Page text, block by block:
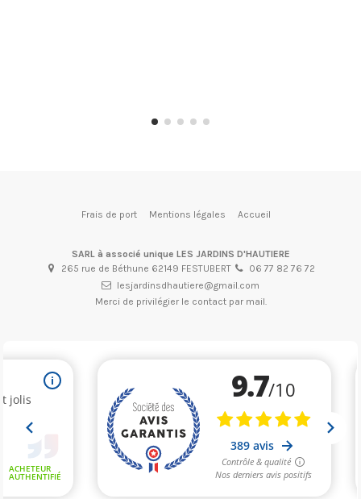
(1 avis)
Frais de port Mentions légales Accueil
SARL à associé unique LES JARDINS D'HAUTIERE
265 rue de Béthune 62149 FESTUBERT
06 77 82 76 72
lesjardinsdhautiere@gmail.com
Merci de privilégier le contact par mail.